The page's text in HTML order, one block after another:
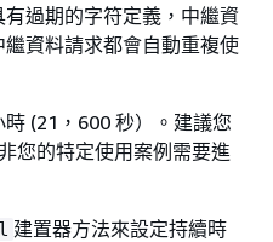
過期的字符定義，中繼資
資料請求都會自動重複使
(21，600 秒）。建議您
您的特定使用案例需要進
建置器方法來設定持續時